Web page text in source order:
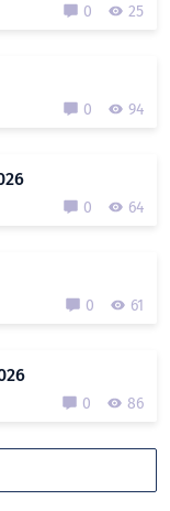
0 25
0 94
0 64
0 61
0 86